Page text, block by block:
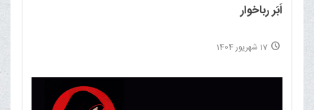
اَبَر رباخوار
17 شهریور 1404